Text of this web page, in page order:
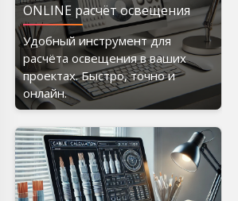
ONLINE расчёт освещения
Удобный инструмент для
расчёта освещения в ваших
проектах. Быстро, точно и
онлайн.